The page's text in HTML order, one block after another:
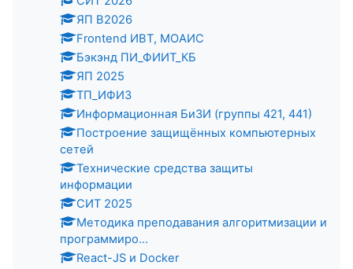
ЯП В2026
Frontend ИВТ, МОАИС
Бэкэнд ПИ_ФИИТ_КБ
ЯП 2025
ТП_ИФИЗ
Информационная БиЗИ (группы 421, 441)
Построение защищённых компьютерных
сетей
Технические средства защиты
информации
СИТ 2025
Методика преподавания алгоритмизации и
программиро...
React-JS и Docker